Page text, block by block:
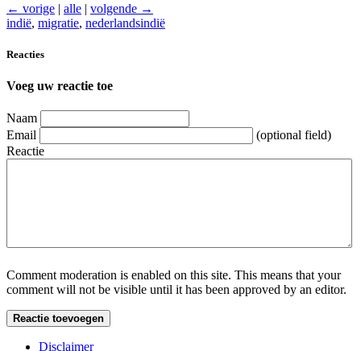
← vorige | alle | volgende →
indië, migratie, nederlandsindië
Reacties
Voeg uw reactie toe
Naam
Email
(optional field)
Reactie
Comment moderation is enabled on this site. This means that your
comment will not be visible until it has been approved by an editor.
Disclaimer